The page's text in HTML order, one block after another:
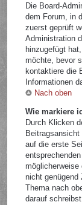
Die Board-
dem Forum, in
zuerst geprüft
Administration
hinzugefügt
möchte, bevor
kontaktiere die
Informationen
Nach oben
Wie markiere
Durch Klicken
auf die erste
nicht genügend
Thema nach
darauf